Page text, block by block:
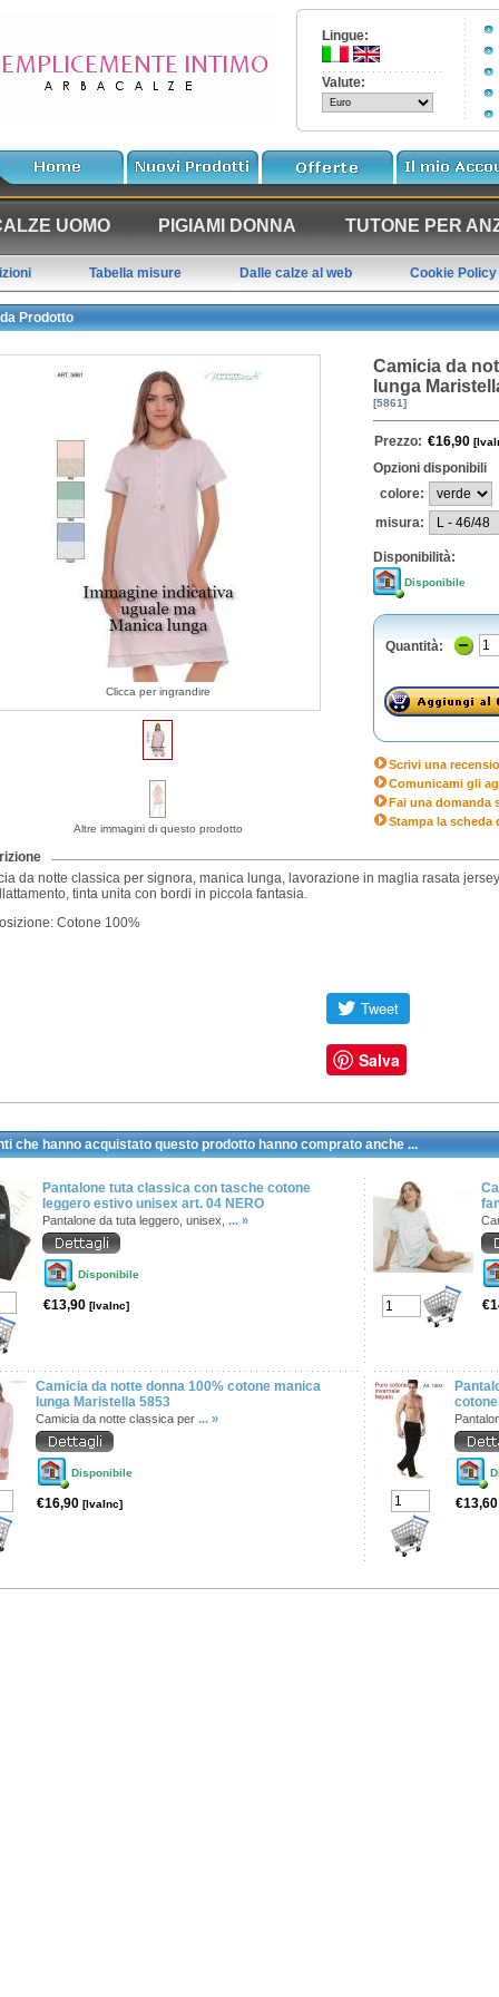
Lingue:
Valute:
UOMO PIGIAMI DONNA TUTONE PER
Tabella misure Dalle calze al web Cookie Policy
Prodotto
Clicca per ingrandire
Altre immagini di questo prodotto
Camicia da
lunga
[5861]
Prezzo: €16,90
Opzioni disponibili
colore:
misura:
Disponibilità:
Disponibile
Quantità:
Scrivi una
Comunicami gli
Fai una domanda
Stampa la scheda
da notte classica per signora, manica lunga, lavorazione in maglia rasata
tinta unita con bordi in piccola fantasia.
Cotone 100%
Salva
che hanno acquistato questo prodotto hanno comprato anche ...
Pantalone tuta classica con tasche cotone
leggero estivo unisex art. 04 NERO
Pantalone da tuta leggero, unisex, ... »
Disponibile
€13,90 [IvaInc]
Camicia da notte donna 100% cotone manica
lunga Maristella 5853
Camicia da notte classica per ... »
Disponibile
€16,90 [IvaInc]